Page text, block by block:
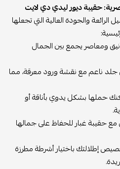
حقيبة ديور ليدي دي لايت
الرائعة والجودة العالية التي تجعلها
ومعاصر يجمع بين الجمال
ناعم مع نقشة ورود معرقة، مما
حملها بشكل يدوي بأناقة أو
مع حقيبة غبار للحفاظ على جمالها
إطلالتك باختيار أشرطة مطرزة